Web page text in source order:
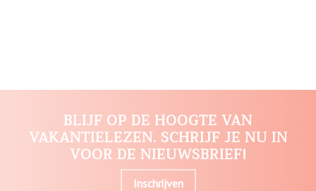
BLIJF OP DE HOOGTE VAN
VAKANTIELEZEN. SCHRIJF JE NU IN
VOOR DE NIEUWSBRIEF!
Inschrijven